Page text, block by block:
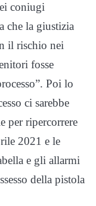
coniugi
che la giustizia
il rischio nei
fosse
Poi lo
ci sarebbe
per ripercorrere
2021 e le
e gli allarmi
della pistola